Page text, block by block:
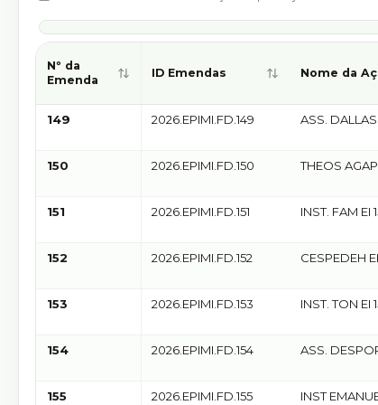
Relação pública das emendas parlamentares.
Nº da
Emenda
ID Emendas Nome da
149 2026.EPIMI.FD.149
ASS. DALLAS
150 2026.EPIMI.FD.150
THEOS
151 2026.EPIMI.FD.151
INST. FAM EI
152 2026.EPIMI.FD.152
CESPEDEH
153 2026.EPIMI.FD.153
INST. TON EI
154 2026.EPIMI.FD.154
ASS.
155 2026.EPIMI.FD.155
INST